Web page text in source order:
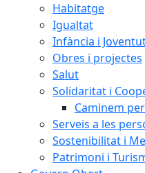
Habitatge
Igualtat
Infància i
Obres i projectes
Salut
Solidaritat i
Caminem
Serveis a les
Sostenibilitat i
Patrimoni i